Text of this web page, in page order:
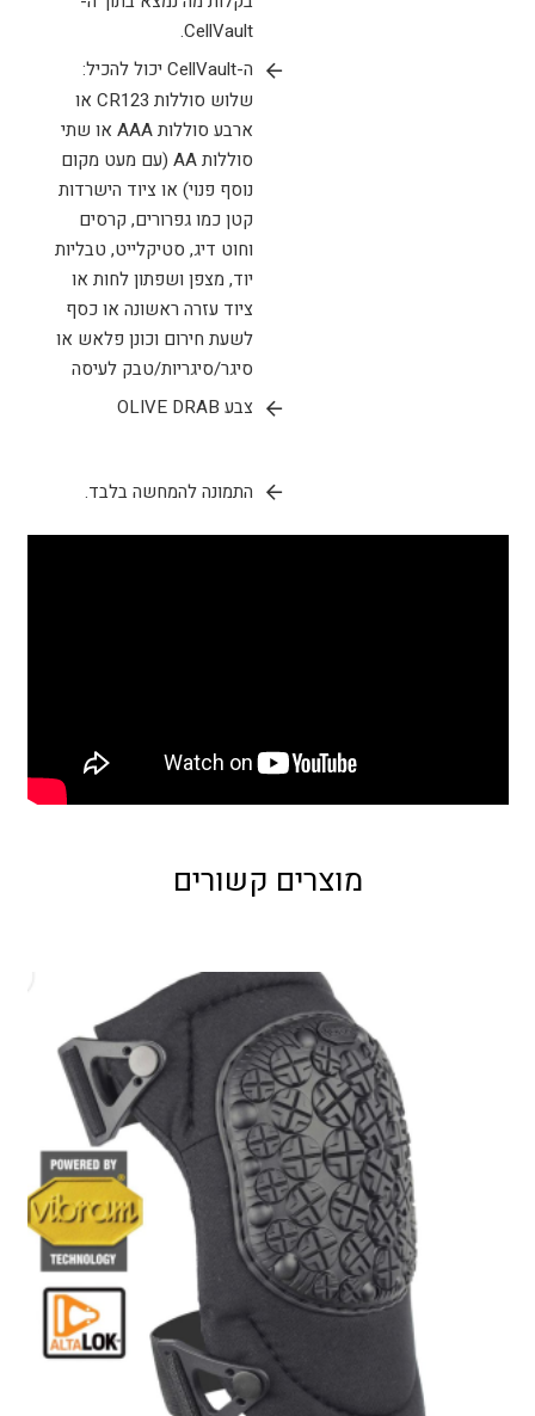
CellVault.
ה-CellVault יכול להכיל:
שלוש סוללות CR123 או
ארבע סוללות AAA או שתי
סוללות AA (עם מעט מקום
נוסף פנוי) או ציוד הישרדות
קטן כמו גפרורים, קרסים
וחוט דיג, סטיקלייט, טבליות
יוד, מצפן ושפתון לחות או
ציוד עזרה ראשונה או כסף
לשעת חירום וכונן פלאש או
סיגר/סיגריות/טבק לעיסה
צבע OLIVE DRAB
התמונה להמחשה בלבד.
מוצרים קשורים